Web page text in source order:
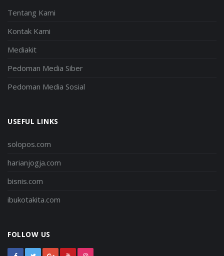
Tentang Kami
Kontak Kami
Mediakit
Pedoman Media Siber
Pedoman Media Sosial
USEFUL LINKS
solopos.com
harianjogja.com
bisnis.com
ibukotakita.com
FOLLOW US